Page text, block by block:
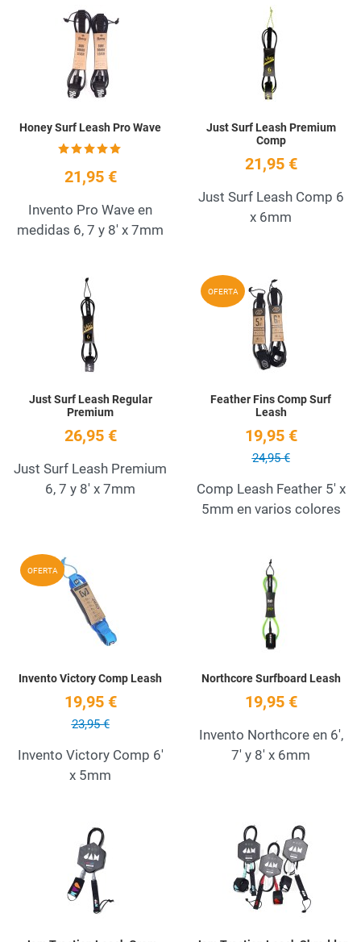
Honey Surf Leash Pro Wave
21,95 €
Invento Pro Wave en
medidas 6, 7 y 8' x 7mm
Just Surf Leash Premium
Comp
21,95 €
Just Surf Leash Comp 6
x 6mm
Add to Wishlist
Just Surf Leash Regular
Premium
26,95 €
Just Surf Leash Premium
6, 7 y 8' x 7mm
OFERTA
Feather Fins Comp Surf
Leash
19,95 €
24,95 €
Comp Leash Feather 5' x
5mm en varios colores
OFERTA
Invento Victory Comp Leash
19,95 €
23,95 €
Invento Victory Comp 6'
x 5mm
Northcore Surfboard Leash
19,95 €
Invento Northcore en 6',
7' y 8' x 6mm
Add to Wishlist
Quick View